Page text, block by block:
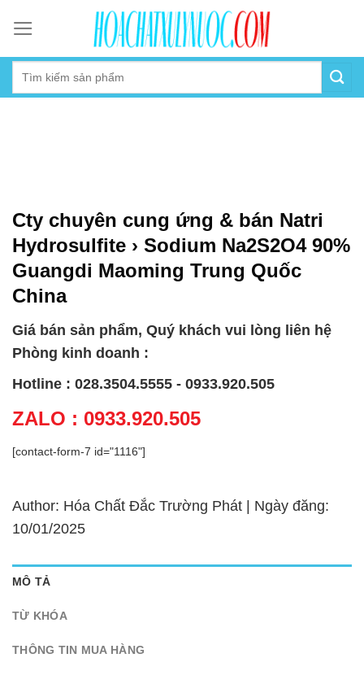
content
Cty chuyên cung ứng & bán Natri
Hydrosulfite › Sodium Na2S2O4 90%
Guangdi Maoming Trung Quốc
China
Giá bán sản phẩm, Quý khách vui lòng liên hệ
Phòng kinh doanh :
Hotline : 028.3504.5555 - 0933.920.505
ZALO : 0933.920.505
[contact-form-7 id="1116"]
Author: Hóa Chất Đắc Trường Phát | Ngày đăng:
10/01/2025
MÔ TẢ
TỪ KHÓA
THÔNG TIN MUA HÀNG